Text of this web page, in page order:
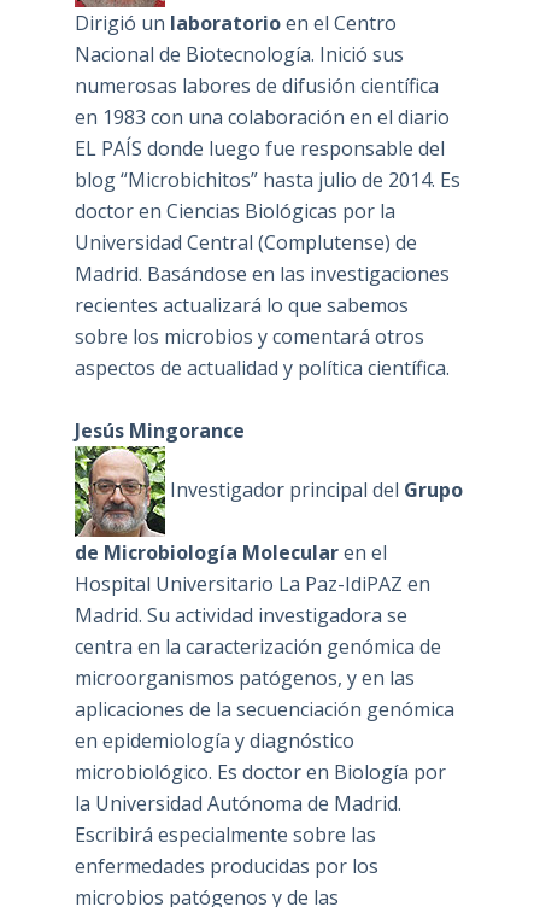
Dirigió un laboratorioen el Centro
Nacional de Biotecnología. Inició sus
numerosas labores de difusión científica
en 1983 con una colaboración en el diario
EL PAÍS donde luego fue responsable del
blog “Microbichitos” hasta julio de 2014. Es
doctor en Ciencias Biológicas por la
Universidad Central (Complutense) de
Madrid. Basándose en las investigaciones
recientes actualizará lo que sabemos
sobre los microbios y comentará otros
aspectos de actualidad y política científica.
Jesús Mingorance
Investigador principal del Grupo
de Microbiología Molecularen el
Hospital Universitario La Paz-IdiPAZ en
Madrid. Su actividad investigadora se
centra en la caracterización genómica de
microorganismos patógenos, y en las
aplicaciones de la secuenciación genómica
en epidemiología y diagnóstico
microbiológico. Es doctor en Biología por
la Universidad Autónoma de Madrid.
Escribirá especialmente sobre las
enfermedades producidas por los
microbios patógenos y de las